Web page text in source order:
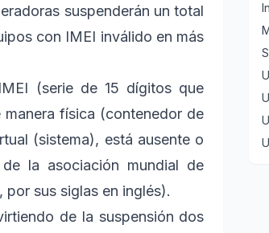
suspenderán un total
con IMEI inválido en más
(serie de 15 dígitos que
física (contenedor de
(sistema), está ausente o
la asociación mundial de
sus siglas en inglés).
de la suspensión dos